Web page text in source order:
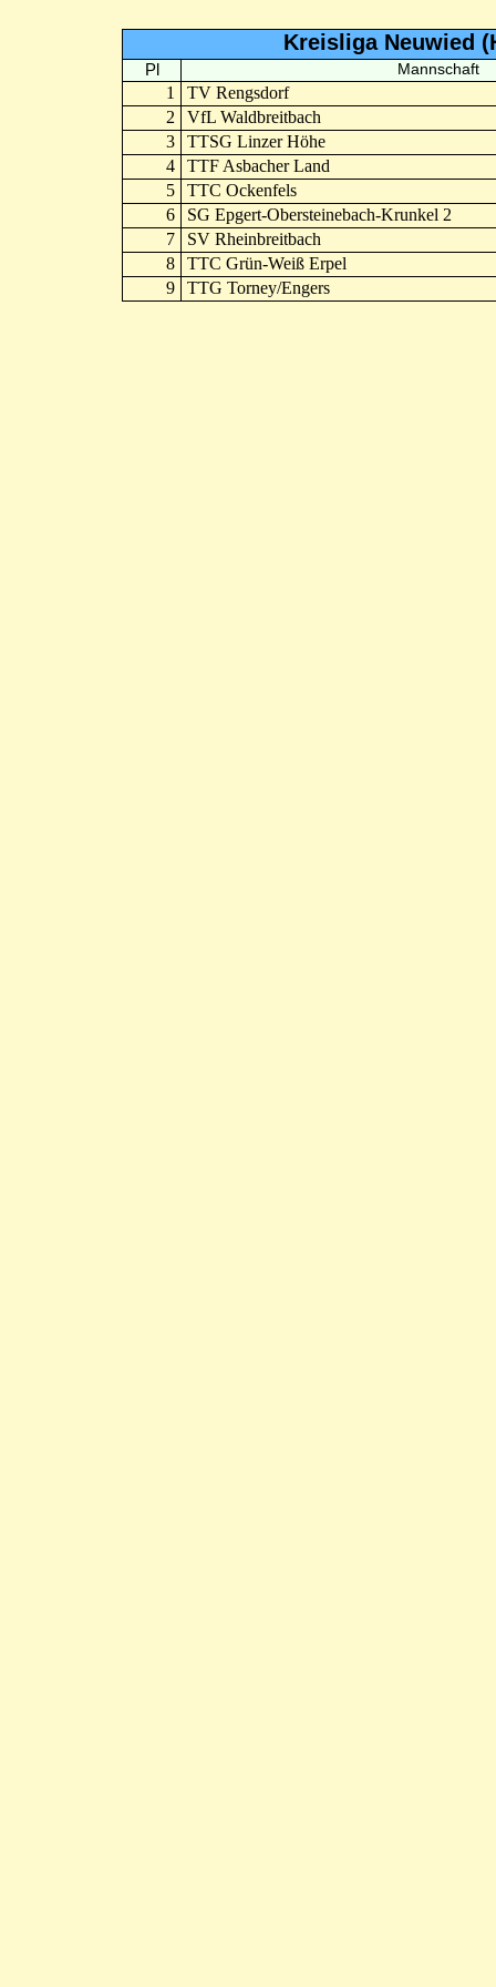
Kreisliga Neuwied
Pl Mannschaft
1
TV Rengsdorf
2
VfL Waldbreitbach
3
TTSG Linzer Höhe
4
TTF Asbacher Land
5
TTC Ockenfels
6
SG Epgert-Obersteinebach-Krunkel 2
7
SV Rheinbreitbach
8
TTC Grün-Weiß Erpel
9
TTG Torney/Engers